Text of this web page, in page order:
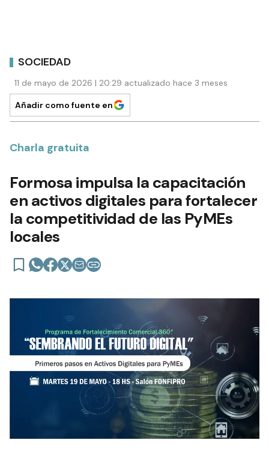
SOCIEDAD
11 de mayo de 2026 | 20:29 actualizado hace 3 meses
Añadir como fuente en
Charla gratuita
Formosa impulsa la capacitación
en activos digitales para fortalecer
la competitividad de las PyMEs
locales